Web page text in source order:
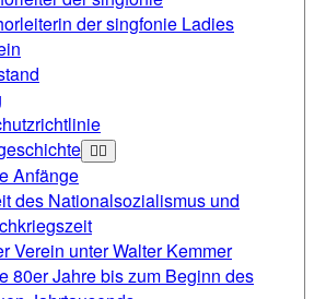
der singfonie Ladies
Anfänge
des Nationalsozialismus und
Verein unter Walter Kemmer
80er Jahre bis zum Beginn des